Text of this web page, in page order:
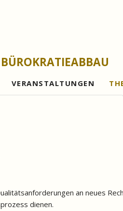
VERANSTALTUNGEN
an neues
dienen.